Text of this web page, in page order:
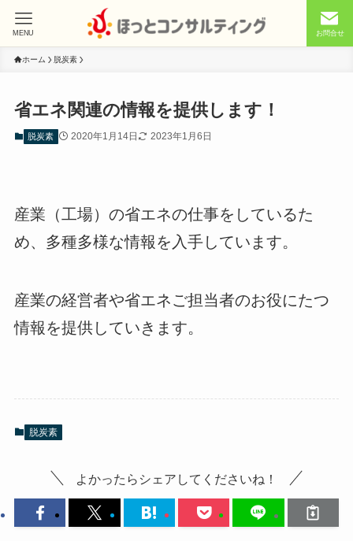
お問合せ
MENU
ホーム 脱炭素
省エネ関連の情報を提供します！
脱炭素 2020年1月14日 2023年1月6日
産業（工場）の省エネの仕事をしているた
め、多種多様な情報を入手しています。
産業の経営者や省エネご担当者のお役にたつ
情報を提供していきます。
脱炭素
よかったらシェアしてくださいね！